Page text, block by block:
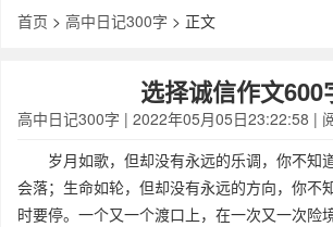
首页 > 高中日记300字 > 正文
选择诚信作文600
高中日记300字 | 2022年05月05日23:22:58 |
岁月如歌，但却没有永远的乐调，你不知
会落；生命如轮，但却没有永远的方向，你不
时要停。一个又一个渡口上，在一次又一次险